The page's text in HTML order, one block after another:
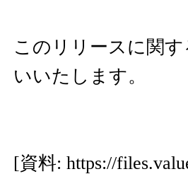
このリリースに関
いいたします。
[資料: https://